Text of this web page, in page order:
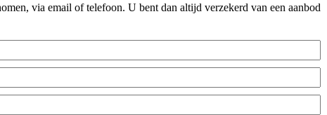
via email of telefoon. U bent dan altijd verzekerd van een aanbod